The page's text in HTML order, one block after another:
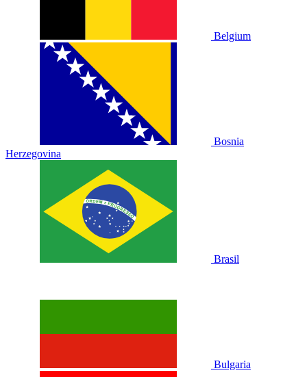
Belgium
Bosnia
Herzegovina
Brasil
Bulgaria